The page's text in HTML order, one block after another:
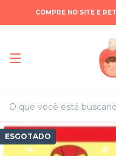
COMPRE NO SITE E
ESGOTADO